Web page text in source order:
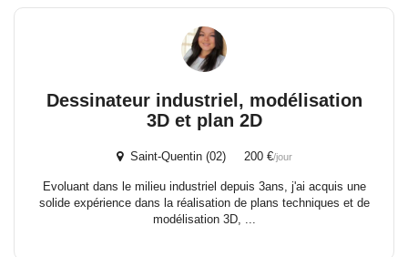
Dessinateur industriel, modélisation
3D et plan 2D
Saint-Quentin (02) 200 €/jour
Evoluant dans le milieu industriel depuis 3ans, j'ai acquis une
solide expérience dans la réalisation de plans techniques et de
modélisation 3D, ...